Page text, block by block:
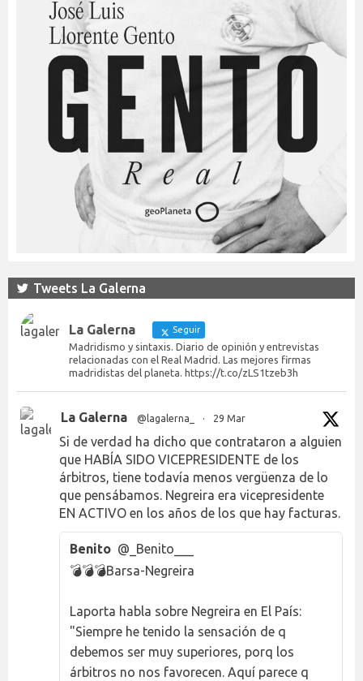
Tweets La Galerna
La Galerna Seguir
Madridismo y sintaxis. Diario de opinión y entrevistas
relacionadas con el Real Madrid. Las mejores firmas
madridistas del planeta. https://t.co/zLS1tzeb3h
La Galerna @lagalerna_ · 29 Mar
Si de verdad ha dicho que contrataron a alguien
que HABÍA SIDO VICEPRESIDENTE de los
árbitros, tiene todavía menos vergüenza de lo
que pensábamos. Negreira era vicepresidente
EN ACTIVO en los años de los que hay facturas.
Benito @_Benito___
💣💣💣Barsa-Negreira
Laporta habla sobre Negreira en El País:
"Siempre he tenido la sensación de q
debemos ser muy superiores, porq los
árbitros no nos favorecen. Aquí parece q